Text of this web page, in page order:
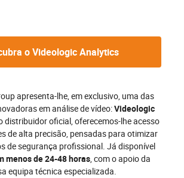
o Videologic Analytics
apresenta-lhe, em exclusivo, uma das
em análise de vídeo:Videologic
distribuidor oficial, oferecemos-lhe acesso
de alta precisão, pensadas para otimizar
de segurança profissional. Já disponível
menos de 24-48 horas, com o apoio da
equipa técnica especializada.